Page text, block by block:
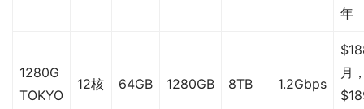
年
1280G
TOKYO
12核 64GB 1280GB 8TB 1.2Gbps
月